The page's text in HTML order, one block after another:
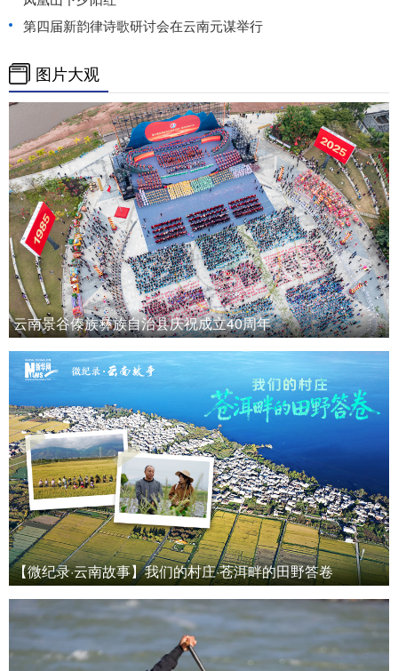
第四届新韵律诗歌研讨会在云南元谋举行
图片大观
云南景谷傣族彝族自治县庆祝成立40周年
【微纪录·云南故事】我们的村庄·苍洱畔的田野答卷